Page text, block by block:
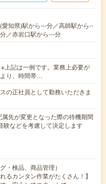
知県)駅から---分／高師駅から--
／赤岩口駅から---分
上記は一例です。業務上必要が
り、時間帯…
の正社員として勤務いただきま
先が変更となった際の待機期間
などを考慮して決定します
・検品、商品管理）
るカンタン作業がたくさん！】